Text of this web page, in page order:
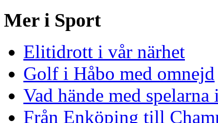
Mer i Sport
Elitidrott i vår närhet
Golf i Håbo med omnejd
Vad hände med spelarna
Från Enköping till